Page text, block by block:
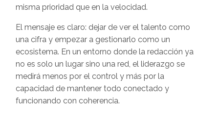
misma prioridad que en la velocidad.
El mensaje es claro: dejar de ver el talento como
una cifra y empezar a gestionarlo como un
ecosistema. En un entorno donde la redacción ya
no es solo un lugar sino una red, el liderazgo se
medirá menos por el control y más por la
capacidad de mantener todo conectado y
funcionando con coherencia.